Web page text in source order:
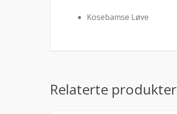
Kosebamse Løve
Relaterte produkter